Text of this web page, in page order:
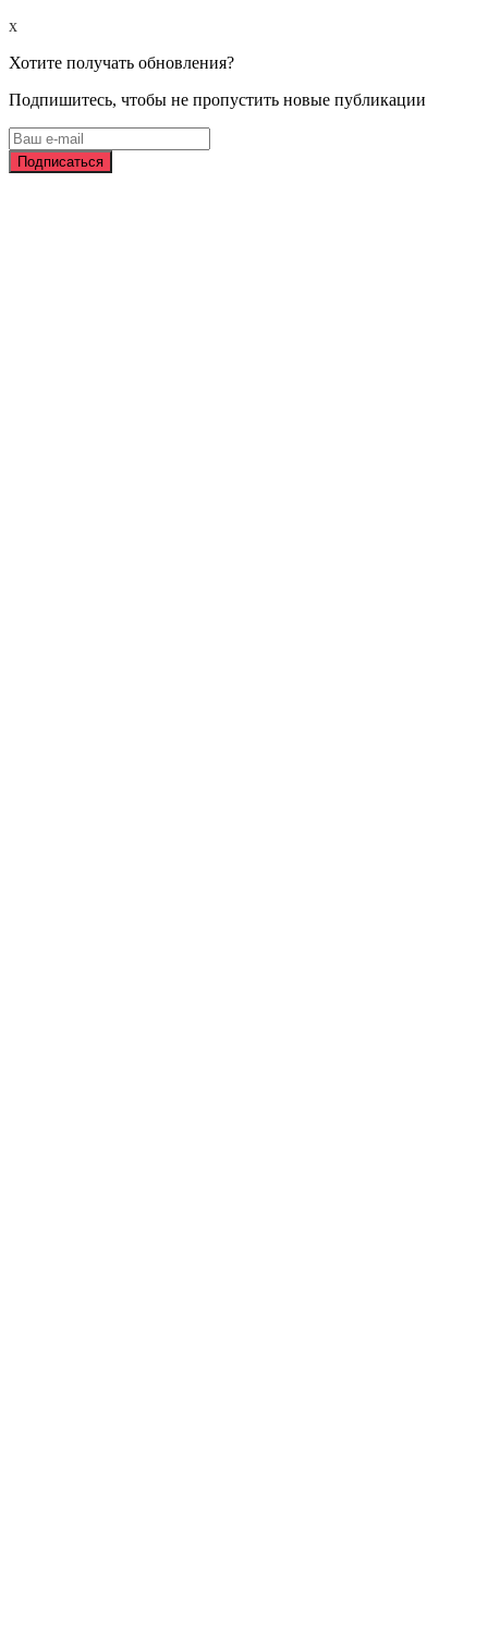
x
Хотите получать обновления?
Подпишитесь, чтобы не пропустить новые публикации